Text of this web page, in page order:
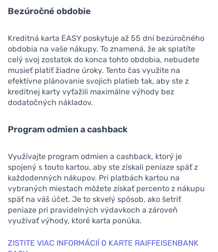
Bezúročné obdobie
Kreditná karta EASY poskytuje až 55 dní bezúročného
obdobia na vaše nákupy. To znamená, že ak splatíte
celý svoj zostatok do konca tohto obdobia, nebudete
musieť platiť žiadne úroky. Tento čas využite na
efektívne plánovanie svojich platieb tak, aby ste z
kreditnej karty vyťažili maximálne výhody bez
dodatočných nákladov.
Program odmien a cashback
Využívajte program odmien a cashback, ktorý je
spojený s touto kartou, aby ste získali peniaze späť z
každodenných nákupov. Pri platbách kartou na
vybraných miestach môžete získať percento z nákupu
späť na váš účet. Je to skvelý spôsob, ako šetriť
peniaze pri pravidelných výdavkoch a zároveň
využívať výhody, ktoré karta ponúka.
ZISTITE VIAC INFORMÁCIÍ O KARTE RAIFFEISENBANK